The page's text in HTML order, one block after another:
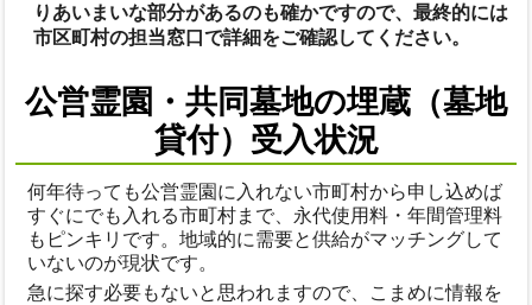
りあいまいな部分があるのも確かですので、最終的には
市区町村の担当窓口で詳細をご確認してください。
公営霊園・共同墓地の埋蔵（墓地
貸付）受入状況
何年待っても公営霊園に入れない市町村から申し込めば
すぐにでも入れる市町村まで、永代使用料・年間管理料
もピンキリです。地域的に需要と供給がマッチングして
いないのが現状です。
急に探す必要もないと思われますので、こまめに情報を